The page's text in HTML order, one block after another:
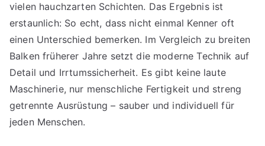
vielen hauchzarten Schichten. Das Ergebnis ist
erstaunlich: So echt, dass nicht einmal Kenner oft
einen Unterschied bemerken. Im Vergleich zu breiten
Balken früherer Jahre setzt die moderne Technik auf
Detail und Irrtumssicherheit. Es gibt keine laute
Maschinerie, nur menschliche Fertigkeit und streng
getrennte Ausrüstung – sauber und individuell für
jeden Menschen.